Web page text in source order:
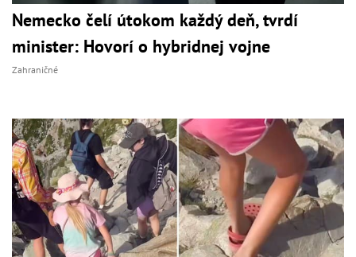
Nemecko čelí útokom každý deň, tvrdí
minister: Hovorí o hybridnej vojne
Zahraničné